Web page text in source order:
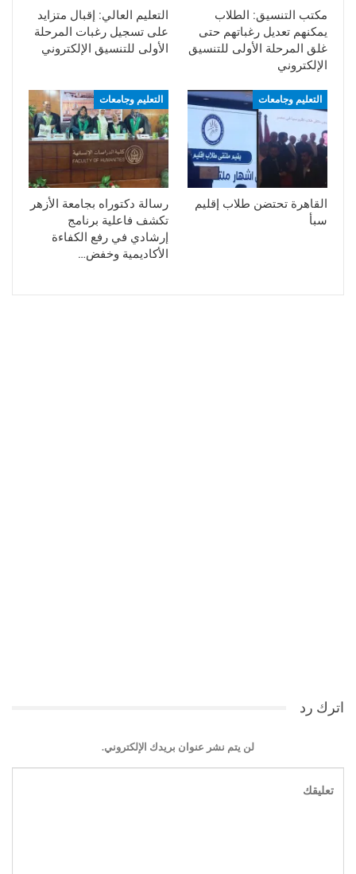
مكتب التنسيق: الطلاب
يمكنهم تعديل رغباتهم حتى
غلق المرحلة الأولى للتنسيق
الإلكتروني
التعليم العالي: إقبال متزايد
على تسجيل رغبات المرحلة
الأولى للتنسيق الإلكتروني
التعليم وجامعات
القاهرة تحتضن طلاب إقليم
سبأ
التعليم وجامعات
رسالة دكتوراه بجامعة الأزهر
تكشف فاعلية برنامج
إرشادي في رفع الكفاءة
الأكاديمية وخفض…
اترك رد
لن يتم نشر عنوان بريدك الإلكتروني.